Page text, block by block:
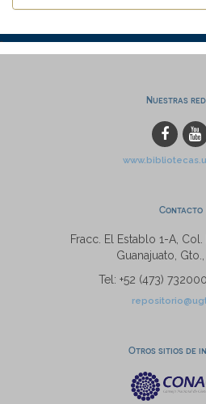
Nuestras
Contacto
Fracc. El Establo 1-A,
Guanajuato,
Tel: +52 (473)
Otros sitios de